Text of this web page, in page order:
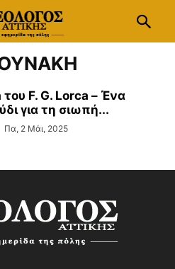
του F. G. Lorca – Ένα
για τη σιωπή...
Πα, 2 Μάι, 2025